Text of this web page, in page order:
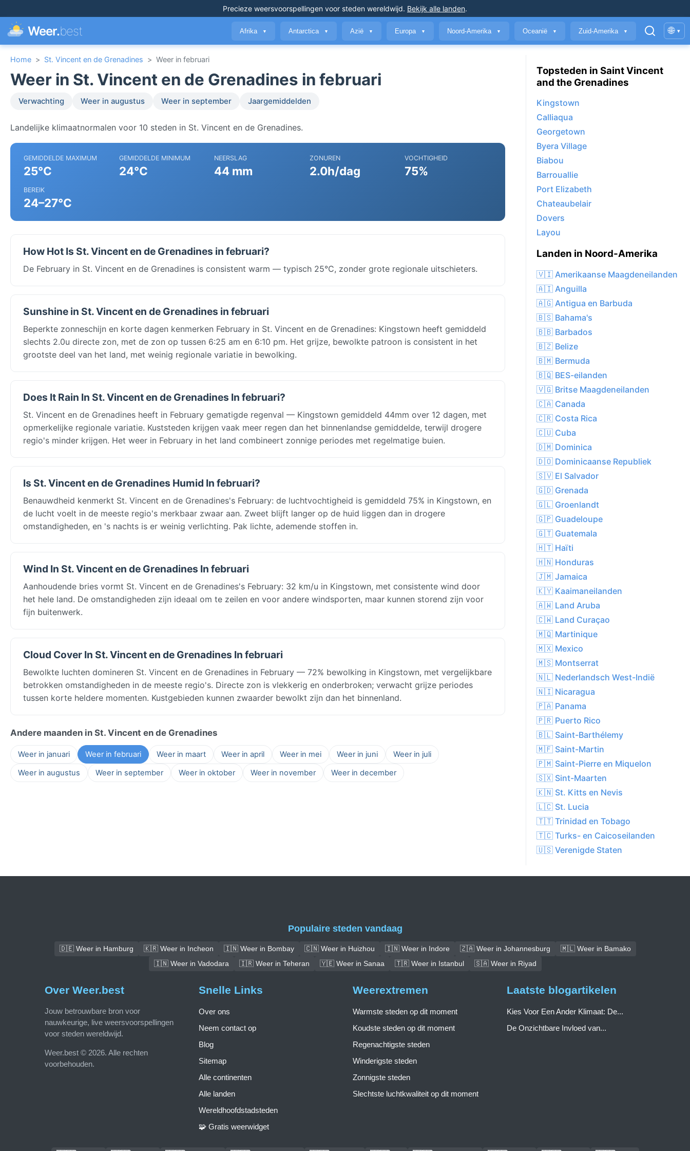
Precieze weersvoorspellingen voor steden wereldwijd. Bekijk alle landen.
Weer.best Afrika ▼ Antarctica ▼ Azië ▼ Europa ▼ Noord-Amerika ▼ Oceanië ▼ Zuid-Amerika ▼ 🌐 ▾
Home > St. Vincent en de Grenadines > Weer in februari
Weer in St. Vincent en de Grenadines in februari
Verwachting Weer in augustus Weer in september Jaargemiddelden
Landelijke klimaatnormalen voor 10 steden in St. Vincent en de Grenadines.
GEMIDDELDE MAXIMUM
25°C
GEMIDDELDE MINIMUM
24°C
NEERSLAG
44 mm
ZONUREN
2.0h/dag
VOCHTIGHEID
75%
BEREIK
24–27°C
How Hot Is St. Vincent en de Grenadines in februari?
De February in St. Vincent en de Grenadines is consistent warm — typisch 25°C, zonder grote regionale uitschieters.
Sunshine in St. Vincent en de Grenadines in februari
Beperkte zonneschijn en korte dagen kenmerken February in St. Vincent en de Grenadines: Kingstown heeft gemiddeld
slechts 2.0u directe zon, met de zon op tussen 6:25 am en 6:10 pm. Het grijze, bewolkte patroon is consistent in het
grootste deel van het land, met weinig regionale variatie in bewolking.
Does It Rain In St. Vincent en de Grenadines In februari?
St. Vincent en de Grenadines heeft in February gematigde regenval — Kingstown gemiddeld 44mm over 12 dagen, met
opmerkelijke regionale variatie. Kuststeden krijgen vaak meer regen dan het binnenlandse gemiddelde, terwijl drogere
regio's minder krijgen. Het weer in February in het land combineert zonnige periodes met regelmatige buien.
Is St. Vincent en de Grenadines Humid In februari?
Benauwdheid kenmerkt St. Vincent en de Grenadines's February: de luchtvochtigheid is gemiddeld 75% in Kingstown, en
de lucht voelt in de meeste regio's merkbaar zwaar aan. Zweet blijft langer op de huid liggen dan in drogere
omstandigheden, en 's nachts is er weinig verlichting. Pak lichte, ademende stoffen in.
Wind In St. Vincent en de Grenadines In februari
Aanhoudende bries vormt St. Vincent en de Grenadines's February: 32 km/u in Kingstown, met consistente wind door
het hele land. De omstandigheden zijn ideaal om te zeilen en voor andere windsporten, maar kunnen storend zijn voor
fijn buitenwerk.
Cloud Cover In St. Vincent en de Grenadines In februari
Bewolkte luchten domineren St. Vincent en de Grenadines in February — 72% bewolking in Kingstown, met vergelijkbare
betrokken omstandigheden in de meeste regio's. Directe zon is vlekkerig en onderbroken; verwacht grijze periodes
tussen korte heldere momenten. Kustgebieden kunnen zwaarder bewolkt zijn dan het binnenland.
Andere maanden in St. Vincent en de Grenadines
Weer in januari Weer in februari Weer in maart Weer in april Weer in mei Weer in juni
Weer in juli
Weer in augustus
Weer in september Weer in oktober Weer in november Weer in december
Topsteden in Saint Vincent
and the Grenadines
Kingstown
Calliaqua
Georgetown
Byera Village
Biabou
Barrouallie
Port Elizabeth
Chateaubelair
Dovers
Layou
Landen in Noord-Amerika
🇻🇮 Amerikaanse Maagdeneilanden
🇦🇮 Anguilla
🇦🇬 Antigua en Barbuda
🇧🇸 Bahama's
🇧🇧 Barbados
🇧🇿 Belize
🇧🇲 Bermuda
🇧🇶 BES-eilanden
🇻🇬 Britse Maagdeneilanden
🇨🇦 Canada
🇨🇷 Costa Rica
🇨🇺 Cuba
🇩🇲 Dominica
🇩🇴 Dominicaanse Republiek
🇸🇻 El Salvador
🇬🇩 Grenada
🇬🇱 Groenlandt
🇬🇵 Guadeloupe
🇬🇹 Guatemala
🇭🇹 Haïti
🇭🇳 Honduras
🇯🇲 Jamaica
🇰🇾 Kaaimaneilanden
🇦🇼 Land Aruba
🇨🇼 Land Curaçao
🇲🇶 Martinique
🇲🇽 Mexico
🇲🇸 Montserrat
🇳🇱 Nederlandsch West-Indië
🇳🇮 Nicaragua
🇵🇦 Panama
🇵🇷 Puerto Rico
🇧🇱 Saint-Barthélemy
🇲🇫 Saint-Martin
🇵🇲 Saint-Pierre en Miquelon
🇸🇽 Sint-Maarten
🇰🇳 St. Kitts en Nevis
🇱🇨 St. Lucia
🇹🇹 Trinidad en Tobago
🇹🇨 Turks- en Caicoseilanden
🇺🇸 Verenigde Staten
Populaire steden vandaag
🇩🇪 Weer in Hamburg 🇰🇷 Weer in Incheon 🇮🇳 Weer in Bombay 🇨🇳 Weer in Huizhou 🇮🇳 Weer in Indore 🇿🇦 Weer in Johannesburg
🇲🇱 Weer in Bamako
🇮🇳 Weer in Vadodara
🇮🇷 Weer in Teheran 🇾🇪 Weer in Sanaa 🇹🇷 Weer in Istanbul 🇸🇦 Weer in Riyad
Over Weer.best
Jouw betrouwbare bron voor
nauwkeurige, live weersvoorspellingen
voor steden wereldwijd.
Weer.best © 2026. Alle rechten
voorbehouden.
Snelle Links
Over ons
Neem contact op
Blog
Sitemap
Alle continenten
Alle landen
Wereldhoofdstadsteden
🧩 Gratis weerwidget
Weerextremen
Warmste steden op dit moment
Koudste steden op dit moment
Regenachtigste steden
Winderigste steden
Zonnigste steden
Slechtste luchtkwaliteit op dit moment
Laatste blogartikelen
Kies Voor Een Ander Klimaat: De...
De Onzichtbare Invloed van...